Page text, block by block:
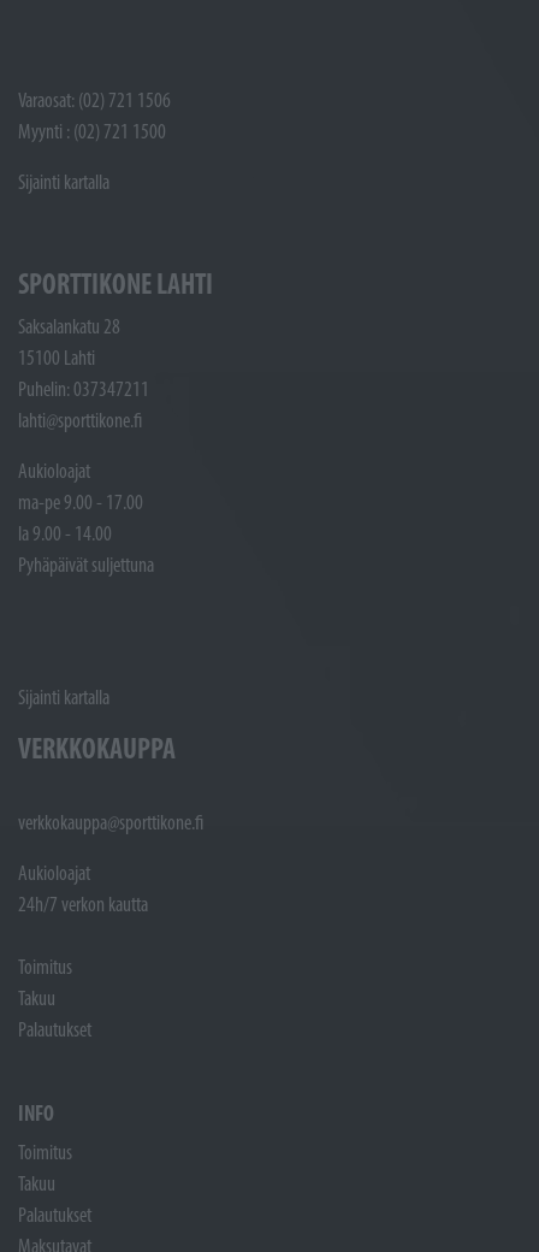
Varaosat: (02) 721 1506
Myynti : (02) 721 1500
Sijainti kartalla
SPORTTIKONE LAHTI
Saksalankatu 28
15100 Lahti
Puhelin: 037347211
lahti@sporttikone.fi
Aukioloajat
ma-pe 9.00 - 17.00
la 9.00 - 14.00
Pyhäpäivät suljettuna
Sijainti kartalla
VERKKOKAUPPA
verkkokauppa@sporttikone.fi
Aukioloajat
24h/7 verkon kautta
Toimitus
Takuu
Palautukset
INFO
Toimitus
Takuu
Palautukset
Maksutavat